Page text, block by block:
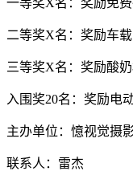
二等奖X名：奖励车
三等奖X名：奖励酸
入围奖20名：奖励电
主办单位：憶视觉摄
联系人：雷杰